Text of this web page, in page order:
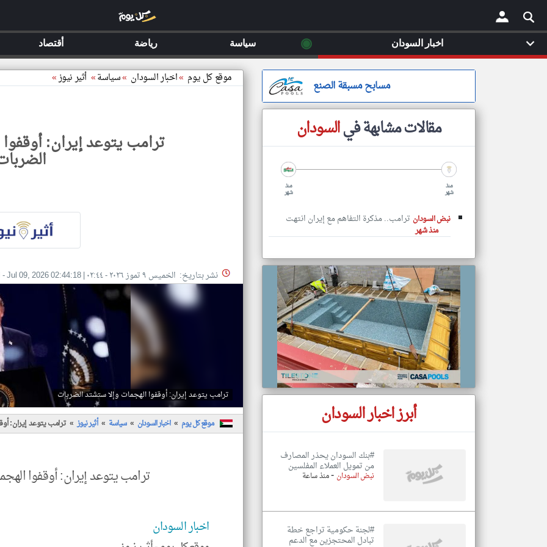
× موقع كل يوم »اخبار السودان »سياسة» أثير نيوز»
ترامب يتوعد إيران:
نشر بتاريخ: الخميس ٩ تموز ٢٠٢٦ - ٠٢:٤٤ |
Jul 09, 2026 02:44:18
-
ترامب يتوعد إيران: أوقفوا الهجمات وإلا ستشتد الضربات
موقع كل يوم اخبار السودان سياسة أثير نيوز ترامب يتوعد إيران:
ترامب يتوعد إيران: أوقفوا
اخبار السودان
مسابح مسبقة الصنع
مقالات مشابهة فيالسودان
منذ
شهر
منذ
شهر
نبض السودان ترامب.. مذكرة التفاهم مع إيران انتهت
منذ شهر
أبرز اخبار السودان
#بنك السودان يحذر المصارف
من تمويل العملاء المفلسين
نبض السودان -منذ ساعة
#لجنة حكومية تراجع خطة
تبادل المحتجزين مع الدعم
اخبار السودان ◉ سياسة رياضة أقتصاد